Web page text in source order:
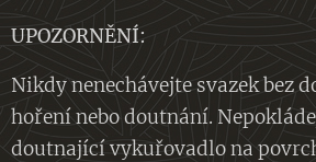
UPOZORNĚNÍ:
Nikdy nenechávejte svazek bez
hoření nebo doutnání.
doutnající vykuřovadlo na